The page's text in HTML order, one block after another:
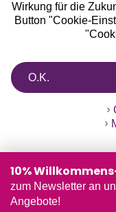
Wirkung für die
Button "Cookie-
O.K.
10%
zum Newsletter an
Angebote!